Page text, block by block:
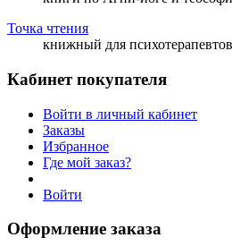
Точка чтения
книжный для психотерапевтов
Кабинет покупателя
Войти в личный кабинет
Заказы
Избранное
Где мой заказ?
Войти
Оформление заказа